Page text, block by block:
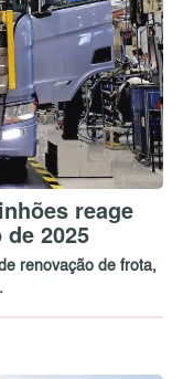
reage
2025
renovação de frota,